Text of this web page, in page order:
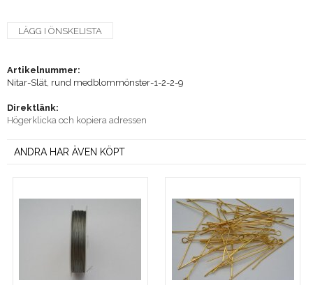
LÄGG I ÖNSKELISTA
Artikelnummer:
Nitar-Slät, rund medblommönster-1-2-2-9
Direktlänk:
Högerklicka och kopiera adressen
ANDRA HAR ÄVEN KÖPT